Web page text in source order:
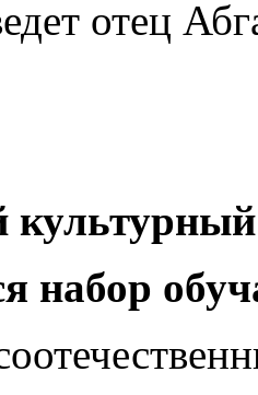
отец
набор